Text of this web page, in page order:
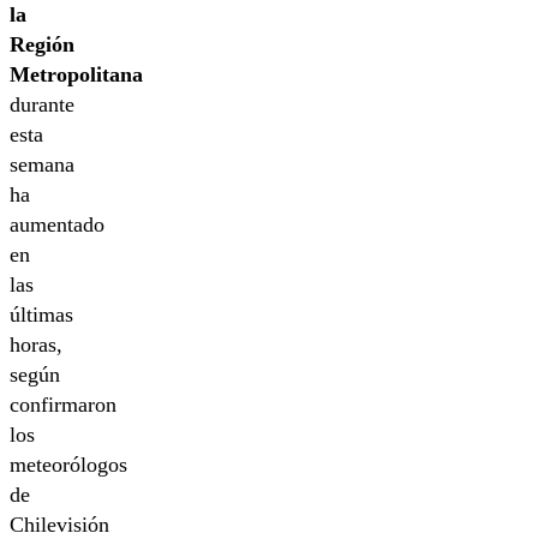
la
Región
Metropolitana
durante
esta
semana
ha
aumentado
en
las
últimas
horas,
según
confirmaron
los
meteorólogos
de
Chilevisión